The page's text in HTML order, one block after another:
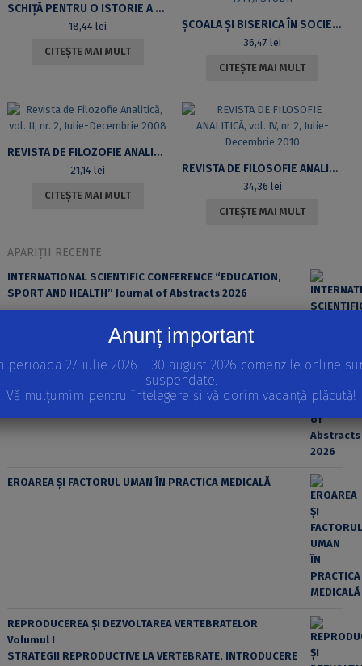
SCHIȚĂ PENTRU O ISTORIE A LOGICII RENAȘTERII. VOL 1
18,44 lei
CITEȘTE MAI MULT
ȘCOALA ȘI BISERICA ÎN SOCIETATEA ROMÂNEASCĂ (1800-1914). STUDII
36,47 lei
CITEȘTE MAI MULT
REVISTA DE FILOZOFIE ANALITICĂ, VOL. II, NR. 2, IULIE-DECEMBRIE 2008
21,14 lei
CITEȘTE MAI MULT
REVISTA DE FILOSOFIE ANALITICĂ, VOL. IV, NR 2, IULIE-DECEMBRIE 2010
34,36 lei
CITEȘTE MAI MULT
APARIȚII RECENTE
INTERNATIONAL SCIENTIFIC CONFERENCE “EDUCATION,
SPORT AND HEALTH” Journal of Abstracts 2026
EROAREA ȘI FACTORUL UMAN ÎN PRACTICA MEDICALĂ
REPRODUCEREA ȘI DEZVOLTAREA VERTEBRATELOR
Volumul I
STRATEGII REPRODUCTIVE LA VERTEBRATE, INTRODUCERE
Anunț important
perioada 27 iulie 2026 – 30 august 2026 comenzile online
suspendate.
Vă mulțumim pentru înțelegere și vă dorim vacanță plăcută!